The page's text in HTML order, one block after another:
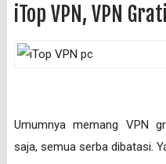
iTop VPN, VPN
Umumnya memang VPN
saja, semua serba dibatasi.